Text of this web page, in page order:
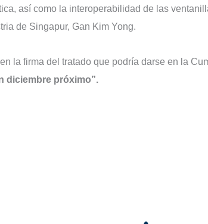
así como la interoperabilidad de las
de Singapur, Gan Kim Yong.
la firma del tratado que podría darse en la
diciembre próximo”.